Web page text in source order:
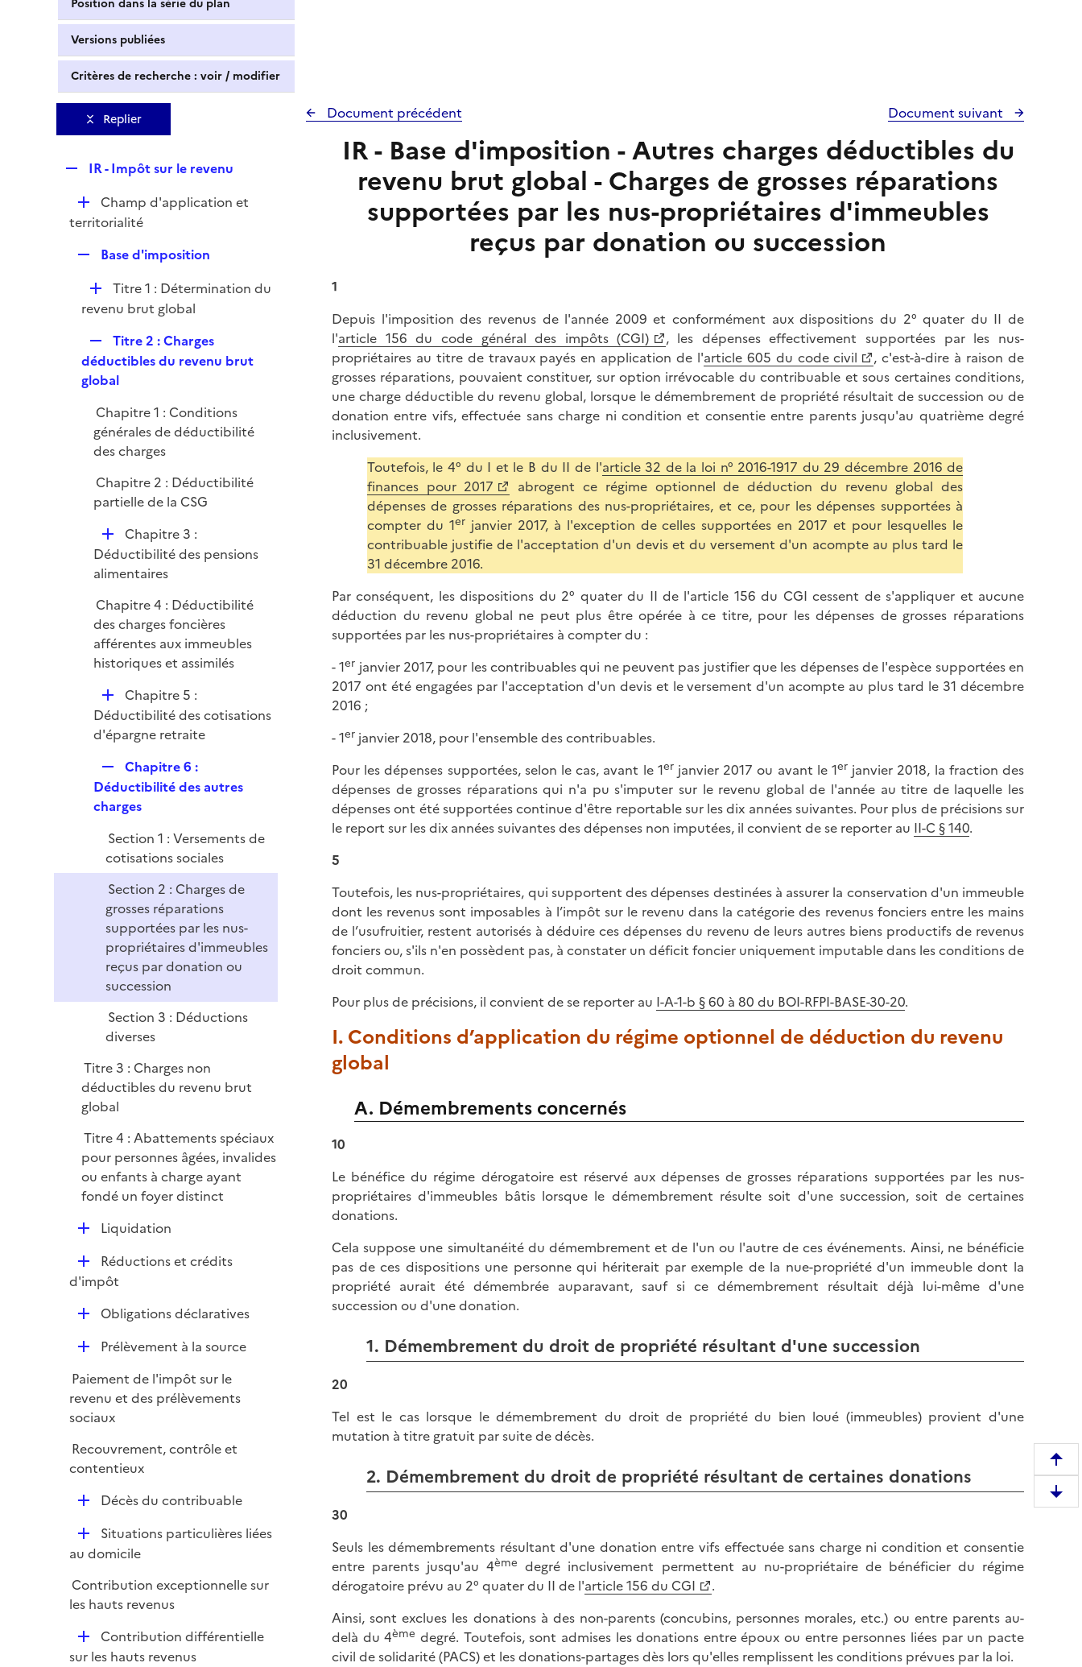
Position dans la série du plan
Versions publiées
Critères de recherche : voir / modifier
Replier
p
l
IR - Impôt sur le revenu
D
é
i
e
r
Champ d'application et
territorialité
p
l
r
Base d'imposition
D
é
i
e
r
Titre 1 : Détermination du
revenu brut global
e
p
i
e
r
Titre 2 : Charges
déductibles du revenu brut
global
Chapitre 1 : Conditions
générales de déductibilité
des charges
Chapitre 2 : Déductibilité
partielle de la CSG
D
é
p
i
e
r
Chapitre 3 :
Déductibilité des pensions
alimentaires
Chapitre 4 : Déductibilité
des charges foncières
afférentes aux immeubles
historiques et assimilés
D
é
p
e
r
Chapitre 5 :
Déductibilité des cotisations
d'épargne retraite
e
p
i
e
Chapitre 6 :
Déductibilité des autres
charges
Section 1 : Versements de
cotisations sociales
Section 2 : Charges de
grosses réparations
supportées par les nus-
propriétaires d'immeubles
reçus par donation ou
succession
Section 3 : Déductions
diverses
Titre 3 : Charges non
déductibles du revenu brut
global
Titre 4 : Abattements spéciaux
pour personnes âgées, invalides
ou enfants à charge ayant
fondé un foyer distinct
D
l
Liquidation
D
é
r
Réductions et crédits
d'impôt
D
i
e
r
Obligations déclaratives
D
p
l
i
e
r
Prélèvement à la source
Paiement de l'impôt sur le
revenu et des prélèvements
sociaux
Recouvrement, contrôle et
contentieux
D
l
e
r
Décès du contribuable
D
é
l
i
r
Situations particulières liées
au domicile
Contribution exceptionnelle sur
les hauts revenus
D
é
Contribution différentielle
sur les hauts revenus
Document précédent Document suivant
IR - Base d'imposition - Autres charges déductibles du
revenu brut global - Charges de grosses réparations
supportées par les nus-propriétaires d'immeubles
reçus par donation ou succession
1
Depuis l'imposition des revenus de l'année 2009 et conformément aux dispositions du 2° quater du II de
l'article 156 du code général des impôts (CGI)
, les dépenses effectivement supportées par les nus-
propriétaires au titre de travaux payés en application de l'article 605 du code civil
, c'est-à-dire à raison de
grosses réparations, pouvaient constituer, sur option irrévocable du contribuable et sous certaines conditions,
une charge déductible du revenu global, lorsque le démembrement de propriété résultait de succession ou de
donation entre vifs, effectuée sans charge ni condition et consentie entre parents jusqu'au quatrième degré
inclusivement.
Toutefois, le 4° du I et le B du II de l'article 32 de la loi n° 2016-1917 du 29 décembre 2016 de
finances pour 2017
abrogent ce régime optionnel de déduction du revenu global des
dépenses de grosses réparations des nus-propriétaires, et ce, pour les dépenses supportées à
compter du 1erjanvier 2017, à l'exception de celles supportées en 2017 et pour lesquelles le
contribuable justifie de l'acceptation d'un devis et du versement d'un acompte au plus tard le
31 décembre 2016.
Par conséquent, les dispositions du 2° quater du II de l'article 156 du CGI cessent de s'appliquer et aucune
déduction du revenu global ne peut plus être opérée à ce titre, pour les dépenses de grosses réparations
supportées par les nus-propriétaires à compter du :
- 1er janvier 2017, pour les contribuables qui ne peuvent pas justifier que les dépenses de l'espèce supportées en
2017 ont été engagées par l'acceptation d'un devis et le versement d'un acompte au plus tard le 31 décembre
2016 ;
- 1er janvier 2018, pour l'ensemble des contribuables.
Pour les dépenses supportées, selon le cas, avant le 1erjanvier 2017 ou avant le 1er janvier 2018, la fraction des
dépenses de grosses réparations qui n'a pu s'imputer sur le revenu global de l'année au titre de laquelle les
dépenses ont été supportées continue d'être reportable sur les dix années suivantes. Pour plus de précisions sur
le report sur les dix années suivantes des dépenses non imputées, il convient de se reporter au II-C § 140.
5
Toutefois, les nus-propriétaires, qui supportent des dépenses destinées à assurer la conservation d'un immeuble
dont les revenus sont imposables à l’impôt sur le revenu dans la catégorie des revenus fonciers entre les mains
de l’usufruitier, restent autorisés à déduire ces dépenses du revenu de leurs autres biens productifs de revenus
fonciers ou, s'ils n'en possèdent pas, à constater un déficit foncier uniquement imputable dans les conditions de
droit commun.
Pour plus de précisions, il convient de se reporter au I-A-1-b § 60 à 80 du BOI-RFPI-BASE-30-20.
I. Conditions d’application du régime optionnel de déduction du revenu
global
A. Démembrements concernés
10
Le bénéfice du régime dérogatoire est réservé aux dépenses de grosses réparations supportées par les nus-
propriétaires d'immeubles bâtis lorsque le démembrement résulte soit d'une succession, soit de certaines
donations.
Cela suppose une simultanéité du démembrement et de l'un ou l'autre de ces événements. Ainsi, ne bénéficie
pas de ces dispositions une personne qui hériterait par exemple de la nue-propriété d'un immeuble dont la
propriété aurait été démembrée auparavant, sauf si ce démembrement résultait déjà lui-même d'une
succession ou d'une donation.
1. Démembrement du droit de propriété résultant d'une succession
20
Tel est le cas lorsque le démembrement du droit de propriété du bien loué (immeubles) provient d'une
mutation à titre gratuit par suite de décès.
2. Démembrement du droit de propriété résultant de certaines donations
30
Seuls les démembrements résultant d'une donation entre vifs effectuée sans charge ni condition et consentie
entre parents jusqu'au 4ème degré inclusivement permettent au nu-propriétaire de bénéficier du régime
dérogatoire prévu au 2° quater du II de l'article 156 du CGI
.
Ainsi, sont exclues les donations à des non-parents (concubins, personnes morales, etc.) ou entre parents au-
delà du 4ème degré. Toutefois, sont admises les donations entre époux ou entre personnes liées par un pacte
civil de solidarité (PACS) et les donations-partages dès lors qu'elles remplissent les conditions prévues par la loi.
e
m
D